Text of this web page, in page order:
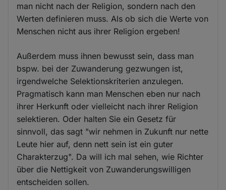
man nicht nach der Religion, sondern nach den
Werten definieren muss. Als ob sich die Werte von
Menschen nicht aus ihrer Religion ergeben!
Außerdem muss ihnen bewusst sein, dass man
bspw. bei der Zuwanderung gezwungen ist,
irgendwelche Selektionskriterien anzulegen.
Pragmatisch kann man Menschen eben nur nach
ihrer Herkunft oder vielleicht nach ihrer Religion
selektieren. Oder halten Sie ein Gesetz für
sinnvoll, das sagt "wir nehmen in Zukunft nur nette
Leute hier auf, denn nett sein ist ein guter
Charakterzug". Da will ich mal sehen, wie Richter
über die Nettigkeit von Zuwanderungswilligen
entscheiden sollen.